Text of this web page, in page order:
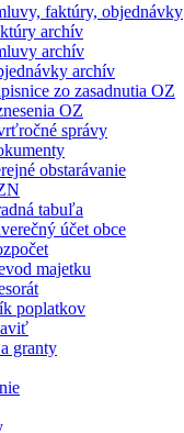
faktúry, objednávky
archív
archív
archív
zo zasadnutia OZ
OZ
správy
obstarávanie
tabuľa
účet obce
majetku
poplatkov
granty